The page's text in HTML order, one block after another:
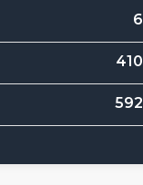
6
410
592